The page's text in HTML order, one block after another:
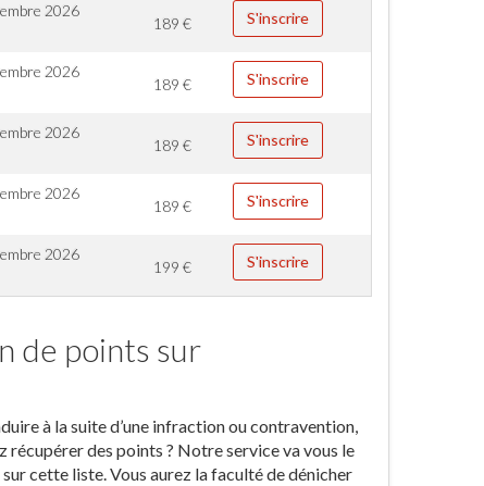
2026
189€ S'inscrire
2026
189€ S'inscrire
2026
189€ S'inscrire
2026
189€ S'inscrire
2026
199€ S'inscrire
de points sur
à la suite d’une infraction ou contravention,
récupérer des points ? Notre service va vous le
cette liste. Vous aurez la faculté de dénicher